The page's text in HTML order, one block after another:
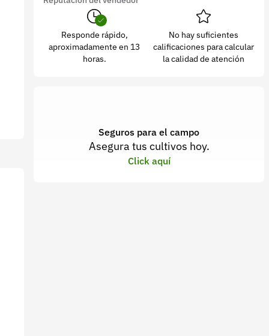
Responde rápido,
aproximadamente en 13
horas.
No hay suficientes
calificaciones para calcular
la calidad de atención
Seguros para el campo
Asegura tus cultivos hoy.
Click aquí